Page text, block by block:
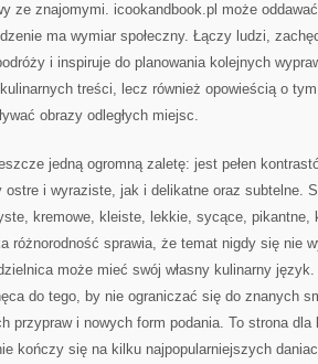
ze znajomymi. icookandbook.pl może
ma wymiar społeczny. Łączy ludzi,
i inspiruje do planowania kolejnych
treści, lecz również opowieścią o
obrazy odległych miejsc.
jedną ogromną zaletę: jest pełen
ostre i wyraziste, jak i delikatne oraz subtelne.
kremowe, kleiste, lekkie, sycące, pikantne,
różnorodność sprawia, że temat nigdy się nie
może mieć swój własny kulinarny
do tego, by nie ograniczać się do znanych
przypraw i nowych form podania. To strona
kończy się na kilku najpopularniejszych